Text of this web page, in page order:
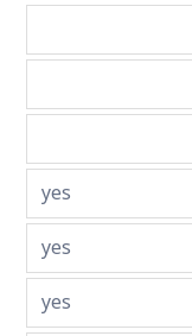
yes
yes
yes